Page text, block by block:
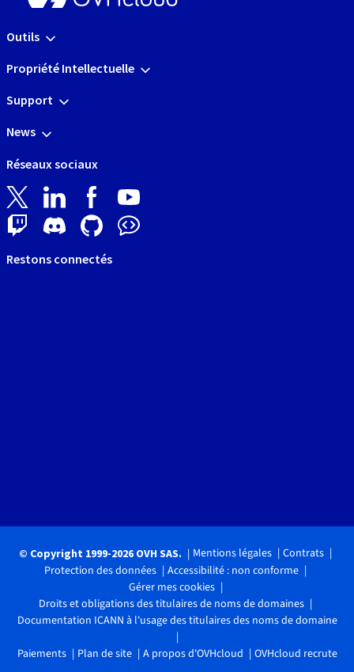
Outils
Propriété Intellectuelle
Support
News
Réseaux sociaux
Restons connectés
© Copyright 1999-2026 OVH SAS. Mentions légales
Contrats
Protection des données
Accessibilité : non conforme
Gérer mes cookies
Droits et obligations des titulaires de noms de domaines
Documentation ICANN à l'usage des titulaires des noms de domaine
Paiements Plan de site A propos d'OVHcloud OVHcloud recrute